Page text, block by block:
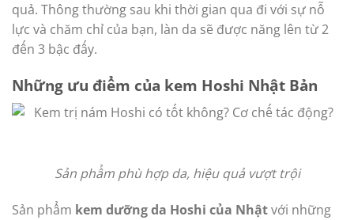
quả. Thông thường sau khi thời gian qua đi với sự nỗ
lực và chăm chỉ của bạn, làn da sẽ được năng lên từ 2
đến 3 bậc đấy.
Những ưu điểm của kem Hoshi Nhật Bản
Sản phẩm phù hợp da, hiệu quả vượt trội
Sản phẩm kem dưỡng da Hoshi của Nhậtvới những